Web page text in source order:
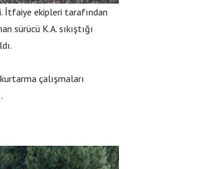
İtfaiye ekipleri tarafından
sürücü K.A. sıkıştığı
çalışmaları